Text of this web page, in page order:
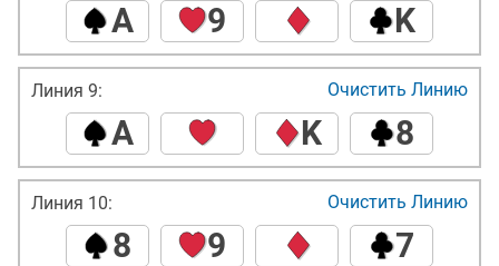
A 9 K
Линия 9:
A K 8
Очистить Линию
Линия 10:
8 9 7
Очистить Линию